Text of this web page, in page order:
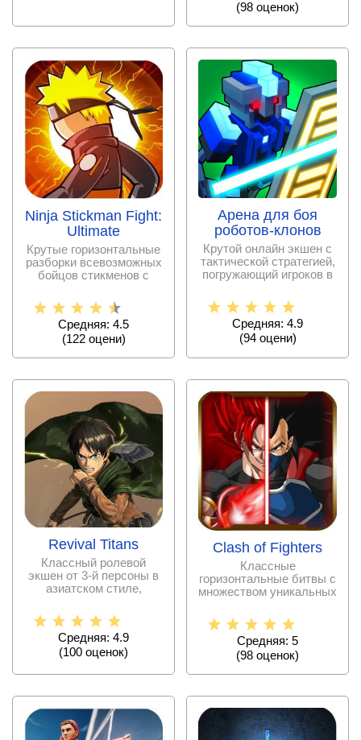
(98 оценок)
Ninja Stickman Fight:
Ultimate
Крутые горизонтальные
разборки всевозможных
бойцов стикменов с
Средняя: 4.5
(122оцени)
Арена для боя
роботов-клонов
Крутой онлайн экшен с
тактической стратегией,
погружающий игроков в
Средняя: 4.9
(94оцени)
Revival Titans
Классный ролевой
экшен от 3-й персоны в
азиатском стиле,
управлять
Средняя: 4.9
(100 оценок)
Clash of Fighters
Классные
горизонтальные битвы с
множеством уникальных
постановкой
Средняя: 5
(98 оценок)